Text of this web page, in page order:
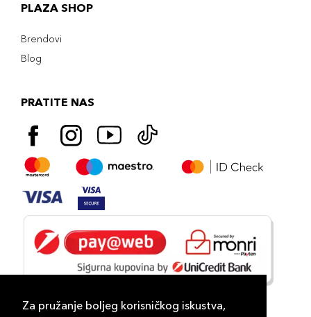
Za pružanje boljeg korisničkog iskustva,
PLAZA SHOP
Brendovi
Blog
PRATITE NAS